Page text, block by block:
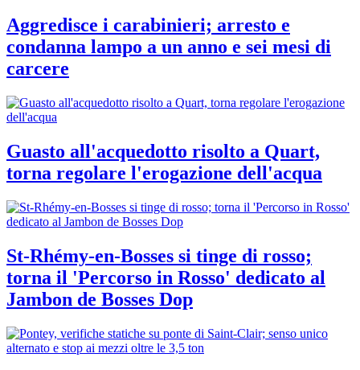
Aggredisce i carabinieri; arresto e
condanna lampo a un anno e sei mesi di
carcere
Guasto all'acquedotto risolto a Quart,
torna regolare l'erogazione dell'acqua
St-Rhémy-en-Bosses si tinge di rosso;
torna il 'Percorso in Rosso' dedicato al
Jambon de Bosses Dop